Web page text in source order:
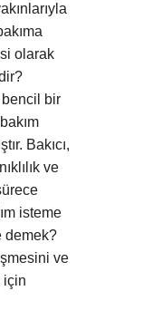
olarak
bencil bir
Bakıcı,
ve
isteme
demek?
ve
için